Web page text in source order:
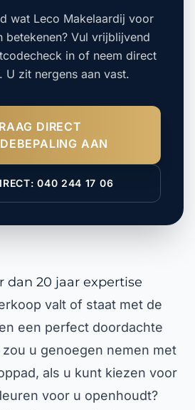
wat Leco Makelaardij voor
betekenen? Vul vrijblijvend
in of neem direct
U zit nergens aan vast.
DIRECT
AAN
040 244 17 06
dan 20 jaar expertise
valt of staat met de
een perfect doordachte
u genoegen nemen met
als u kunt kiezen voor
voor u openhoudt?